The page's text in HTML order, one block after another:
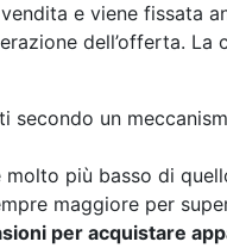
e viene fissata
dell’offerta.
secondo un
più basso di
maggiore per
per acquistare